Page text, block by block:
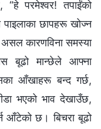
“हे परमेश्‍वर! तपाईंको
छापहरू खोज्न
कारणविना समस्या
बूढो मान्छेले आफ्ना
आँखाहरू बन्द गर्छ,
भएको भाव देखाउँछ,
आँटेको छ। बिचरा बूढो